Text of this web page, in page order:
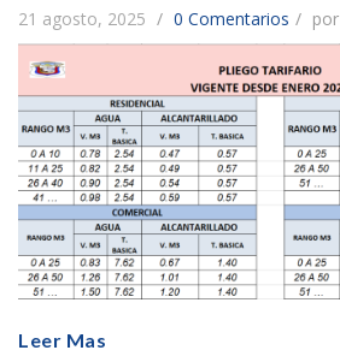
21 agosto, 2025 0 Comentarios por
Leer Mas